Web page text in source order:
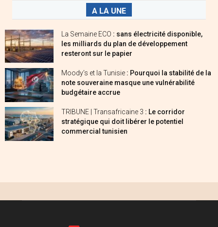
A LA UNE
La Semaine ECO : sans électricité disponible,
les milliards du plan de développement
resteront sur le papier
Moody’s et la Tunisie : Pourquoi la stabilité de la
note souveraine masque une vulnérabilité
budgétaire accrue
TRIBUNE | Transafricaine 3 : Le corridor
stratégique qui doit libérer le potentiel
commercial tunisien